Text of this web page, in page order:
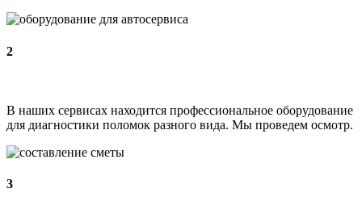
2
В наших сервисах находится профессиональное оборудование
для диагностики поломок разного вида. Мы проведем осмотр.
3